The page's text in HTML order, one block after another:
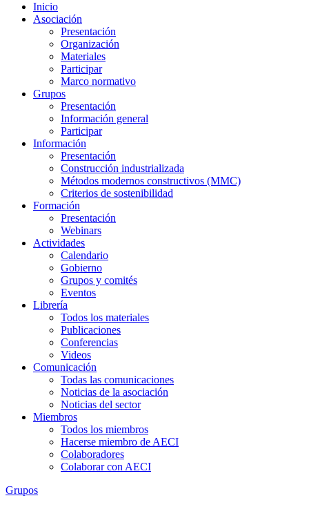
Inicio
Asociación
Presentación
Organización
Materiales
Participar
Marco normativo
Grupos
Presentación
Información general
Participar
Información
Presentación
Construcción industrializada
Métodos modernos constructivos (MMC)
Criterios de sostenibilidad
Formación
Presentación
Webinars
Actividades
Calendario
Gobierno
Grupos y comités
Eventos
Librería
Todos los materiales
Publicaciones
Conferencias
Videos
Comunicación
Todas las comunicaciones
Noticias de la asociación
Noticias del sector
Miembros
Todos los miembros
Hacerse miembro de AECI
Colaboradores
Colaborar con AECI
Grupos